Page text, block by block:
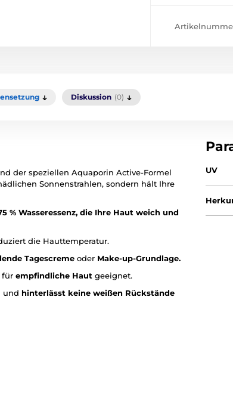
Diskussion (0)
der speziellen Aquaporin Active-Formel
Sonnenstrahlen, sondern hält Ihre
% Wasseressenz, die Ihre Haut weich und
die Hauttemperatur.
Tagescreme oder Make-up-Grundlage.
für empfindliche Haut geeignet.
und hinterlässt keine weißen Rückstände
UV